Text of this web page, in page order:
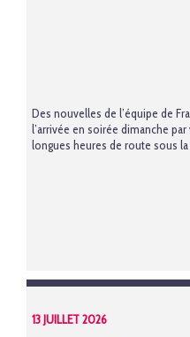
Des nouvelles de l’équipe de
l’arrivée en soirée dimanche
longues heures de route sous la
13 JUILLET 2026